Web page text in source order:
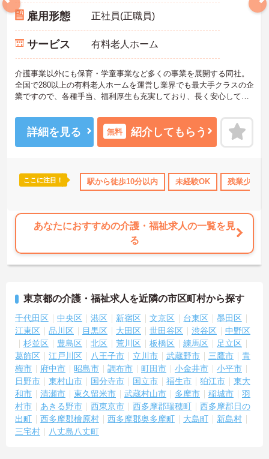
無資格OK 日勤のみ 年間休日110日以上 ブランクOK
雇用形態 正社員(正職員)
サービス 有料老人ホーム
介護事業以外にも保育・学童事業など多くの事業を展開する同社。
全国で280以上の有料老人ホームを運営し業界でも最大手クラスの企
業ですので、各種手当、福利厚生も充実しており、長く安心して働
ど、さらに詳細をお話しいたしますのでお気軽にご相談ください。
詳細を見る 無料 紹介してもらう
ここに注目！ 駅から徒歩10分以内 未経験OK 残業少なめ
あなたにおすすめの介護・福祉求人の一覧を見
る
東京都の介護・福祉求人を近隣の市区町村から探す
千代田区 中央区 港区 新宿区 文京区 台東区
墨田区
江東区
品川区 目黒区 大田区 世田谷区 渋谷区
中野区
杉並区
豊島区 北区 荒川区 板橋区 練馬区
足立区
葛飾区
江戸川区 八王子市 立川市 武蔵野市 三鷹市
青
梅市
府中市 昭島市 調布市 町田市 小金井市
小平市
日野市
東村山市 国分寺市 国立市 福生市 狛江市
東大
和市
清瀬市 東久留米市 武蔵村山市 多摩市 稲城市
羽
村市
あきる野市 西東京市 西多摩郡瑞穂町
西多摩郡日の
出町
西多摩郡檜原村 西多摩郡奥多摩町 大島町
新島村
三宅村
八丈島八丈町